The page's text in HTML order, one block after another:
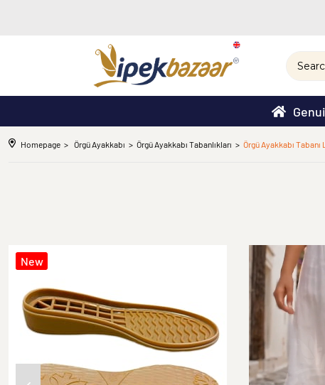
Homepage Örgü Ayakkabı Örgü Ayakkabı Tabanlıkları Örgü Ayakkabı Tabanı
New